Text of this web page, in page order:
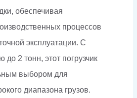
обеспечивая
процессов
эксплуатации. С
до 2 тонн, этот погрузчик
выбором для
диапазона грузов.